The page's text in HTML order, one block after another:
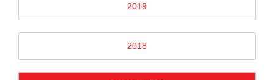
2019
2018